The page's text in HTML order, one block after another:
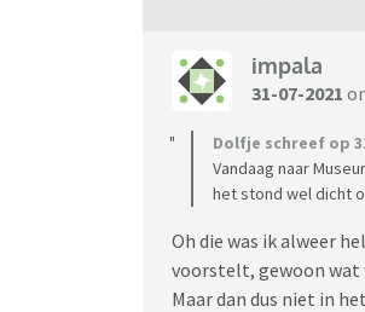
impala
31-07-2021
Dolfje schreef op
Vandaag naar
het stond wel dicht
Oh die was ik alweer
voorstelt, gewoon wat
Maar dan dus niet in